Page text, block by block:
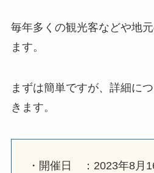
毎年多くの観光客などや地
ます。
まずは簡単ですが、詳細に
きます。
・開催日 ：2023年8